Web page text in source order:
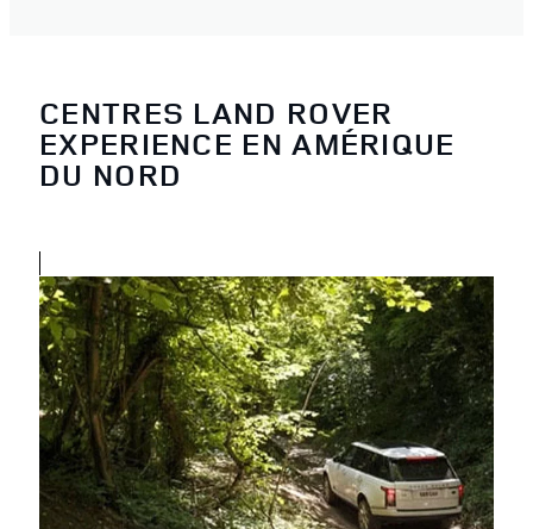
CENTRES LAND ROVER
EXPERIENCE EN AMÉRIQUE
DU NORD